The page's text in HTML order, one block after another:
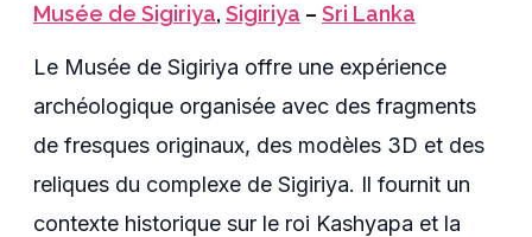
Musée de Sigiriya, Sigiriya – Sri Lanka
Le Musée de Sigiriya offre une expérience
archéologique organisée avec des fragments
de fresques originaux, des modèles 3D et des
reliques du complexe de Sigiriya. Il fournit un
contexte historique sur le roi Kashyapa et la